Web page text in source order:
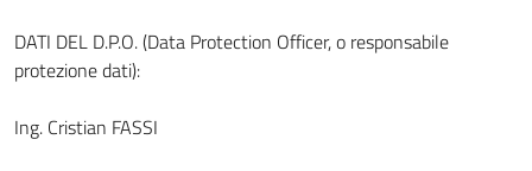
DATI DEL D.P.O. (Data Protection Officer, o responsabile
protezione dati):
Ing. Cristian FASSI